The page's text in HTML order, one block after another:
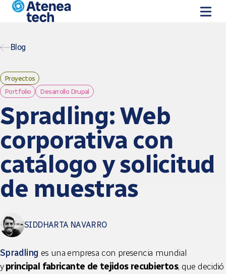
Skip to main content
Blog
Proyectos
Portfolio
Desarrollo Drupal
Spradling: Web
corporativa con
catálogo y solicitud
de muestras
SIDDHARTA NAVARRO
Spradling es una empresa con presencia mundial
yprincipal fabricante de tejidos recubiertos, que decidió